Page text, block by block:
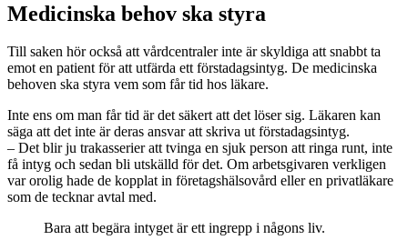
Medicinska behov ska styra
Till saken hör också att vårdcentraler inte är skyldiga att snabbt ta
emot en patient för att utfärda ett förstadagsintyg. De medicinska
behoven ska styra vem som får tid hos läkare.
Inte ens om man får tid är det säkert att det löser sig. Läkaren kan
säga att det inte är deras ansvar att skriva ut förstadagsintyg.
– Det blir ju trakasserier att tvinga en sjuk person att ringa runt, inte
få intyg och sedan bli utskälld för det. Om arbetsgivaren verkligen
var orolig hade de kopplat in företagshälsovård eller en privatläkare
som de tecknar avtal med.
Bara att begära intyget är ett ingrepp i någons liv.